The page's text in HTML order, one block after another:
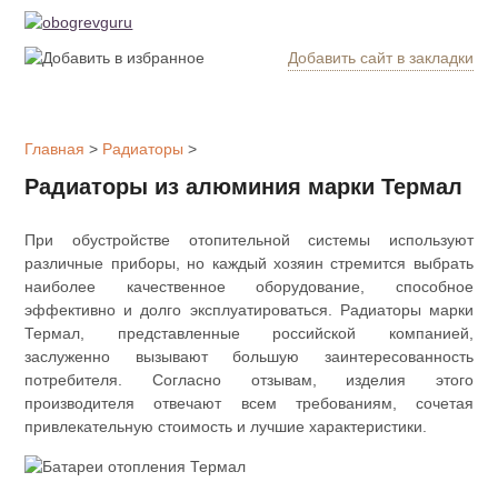
Добавить сайт в закладки
Котлы
отопления
Радиаторы
Утепление
дома
Печи и
камины
Утеплители
Главная > Радиаторы >
Радиаторы из алюминия марки Термал
При обустройстве отопительной системы используют
различные приборы, но каждый хозяин стремится выбрать
наиболее качественное оборудование, способное
эффективно и долго эксплуатироваться. Радиаторы марки
Термал, представленные российской компанией,
заслуженно вызывают большую заинтересованность
потребителя. Согласно отзывам, изделия этого
производителя отвечают всем требованиям, сочетая
привлекательную стоимость и лучшие характеристики.